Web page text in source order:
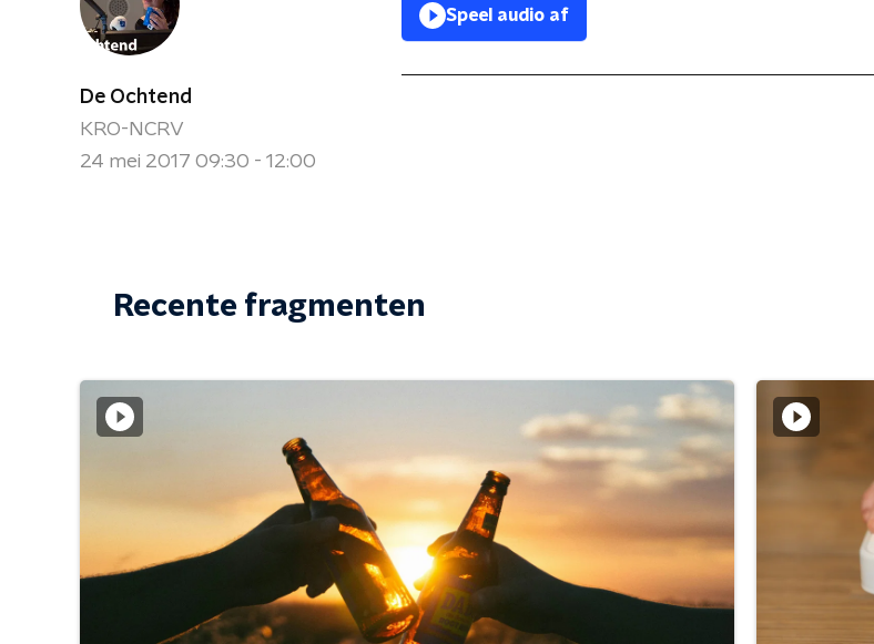
De Ochtend
KRO-NCRV
24 mei 2017 09:30 - 12:00
Speel audio af
Recente fragmenten